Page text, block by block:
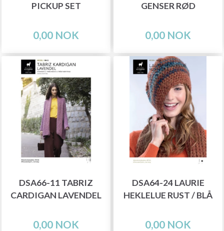
PICKUP SET
0,00 NOK
GENSER RØD
0,00 NOK
DSA66-11 TABRIZ
CARDIGAN LAVENDEL
0,00 NOK
DSA64-24 LAURIE
HEKLELUE RUST / BLÅ
0,00 NOK